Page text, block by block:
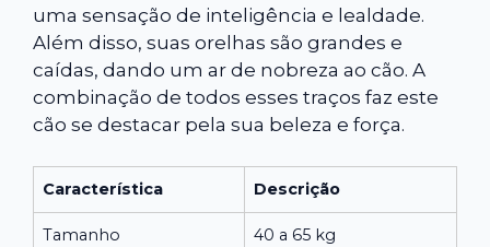
uma sensação de inteligência e lealdade.
Além disso, suas orelhas são grandes e
caídas, dando um ar de nobreza ao cão. A
combinação de todos esses traços faz este
cão se destacar pela sua beleza e força.
Característica Descrição
Tamanho 40 a 65 kg